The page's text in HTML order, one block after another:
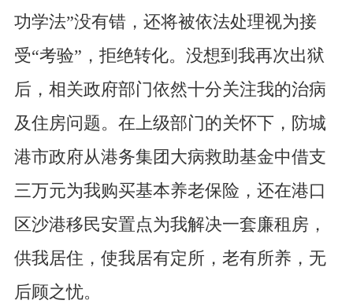
功学法”没有错，还将被依法处理视为接
受“考验”，拒绝转化。没想到我再次出狱
后，相关政府部门依然十分关注我的治病
及住房问题。在上级部门的关怀下，防城
港市政府从港务集团大病救助基金中借支
三万元为我购买基本养老保险，还在港口
区沙港移民安置点为我解决一套廉租房，
供我居住，使我居有定所，老有所养，无
后顾之忧。